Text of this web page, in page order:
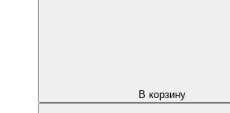
В корзину